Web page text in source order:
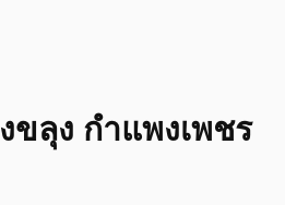
ขลุง กำแพงเพชร